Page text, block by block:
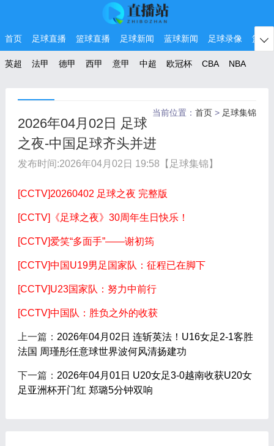
首页 足球直播 篮球直播 足球新闻 蓝球新闻 足球录像 篮球

英超 法甲 德甲 西甲 意甲 中超 欧冠杯 CBA NBA
当前位置：首页 > 足球集锦
2026年04月02日 足球
之夜-中国足球齐头并进
发布时间:2026年04月02日 19:58 【足球集锦】
[CCTV]20260402 足球之夜 完整版
[CCTV]《足球之夜》30周年生日快乐！
[CCTV]爱笑“多面手”——谢初筠
[CCTV]中国U19男足国家队：征程已在脚下
[CCTV]U23国家队：努力中前行
[CCTV]中国队：胜负之外的收获
上一篇： 2026年04月02日 连斩英法！U16女足2-1客胜
法国 周瑾彤任意球世界波何风清扬建功
下一篇： 2026年04月01日 U20女足3-0越南收获U20女
足亚洲杯开门红 郑璐5分钟双响